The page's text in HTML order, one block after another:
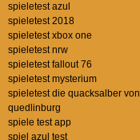
spieletest azul
spieletest 2018
spieletest xbox one
spieletest nrw
spieletest fallout 76
spieletest mysterium
spieletest die quacksalber von
quedlinburg
spiele test app
spiel azul test